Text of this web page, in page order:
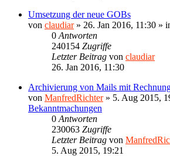
Umsetzung der neue GOBs
von claudiar» 26. Jan 2016, 11:30 »
0 Antworten
240154 Zugriffe
Letzter Beitrag von claudiar
26. Jan 2016, 11:30
Archivierung von Mails mit
von ManfredRichter» 5. Aug 2015,
Bekanntmachungen
0 Antworten
230063 Zugriffe
Letzter Beitrag von
5. Aug 2015, 19:21